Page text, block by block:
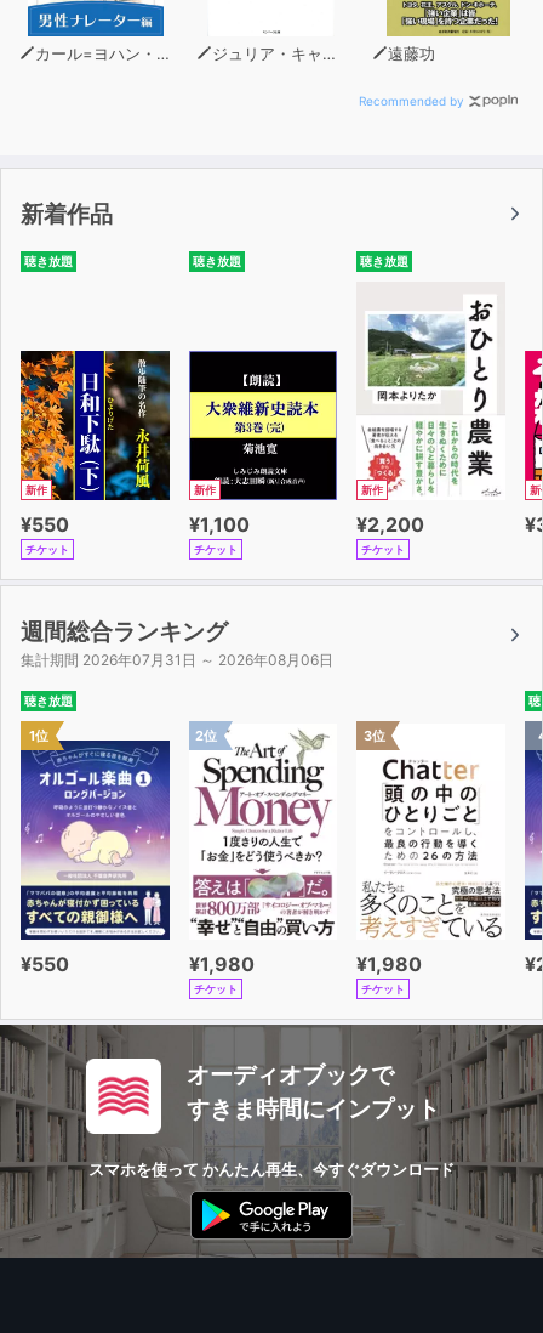
カール=ヨハン・エリーン ジュリア・キャメロン 遠藤功
Recommended by
新着作品
聴き放題
新作
¥550
チケット
聴き放題
新作
¥1,100
チケット
聴き放題
新作
¥2,200
チケット
新
週間総合ランキング
集計期間 2026年07月31日 ～ 2026年08月06日
聴き放題
1位
¥550
2位
¥1,980
チケット
3位
¥1,980
チケット
聴
オーディオブックで
すきま時間にインプット
スマホを使って かんたん再生、今すぐダウンロード